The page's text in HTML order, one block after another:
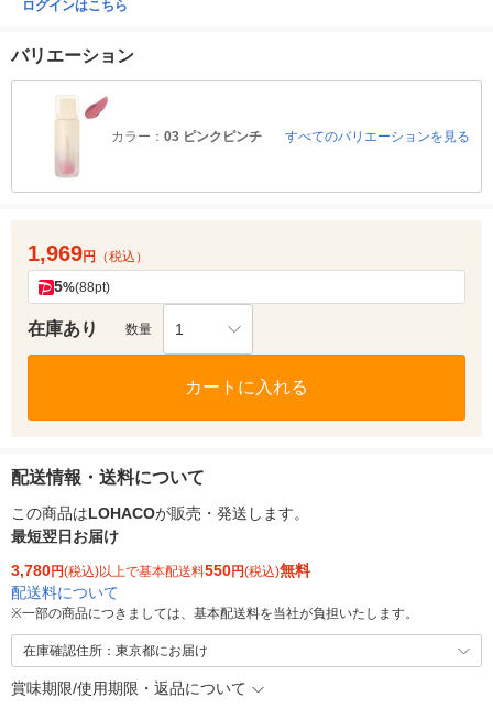
ログインはこちら
バリエーション
カラー： 03 ピンクピンチ すべてのバリエーションを見る
1,969円 （税込）
5%(88pt)
在庫あり 数量 1
カートに入れる
配送情報・送料について
この商品はLOHACOが販売・発送します。
最短翌日お届け
3,780円(税込)以上で基本配送料550円(税込)無料
配送料について
※一部の商品につきましては、基本配送料を当社が負担いたします。
在庫確認住所：東京都にお届け
賞味期限/使用期限・返品について